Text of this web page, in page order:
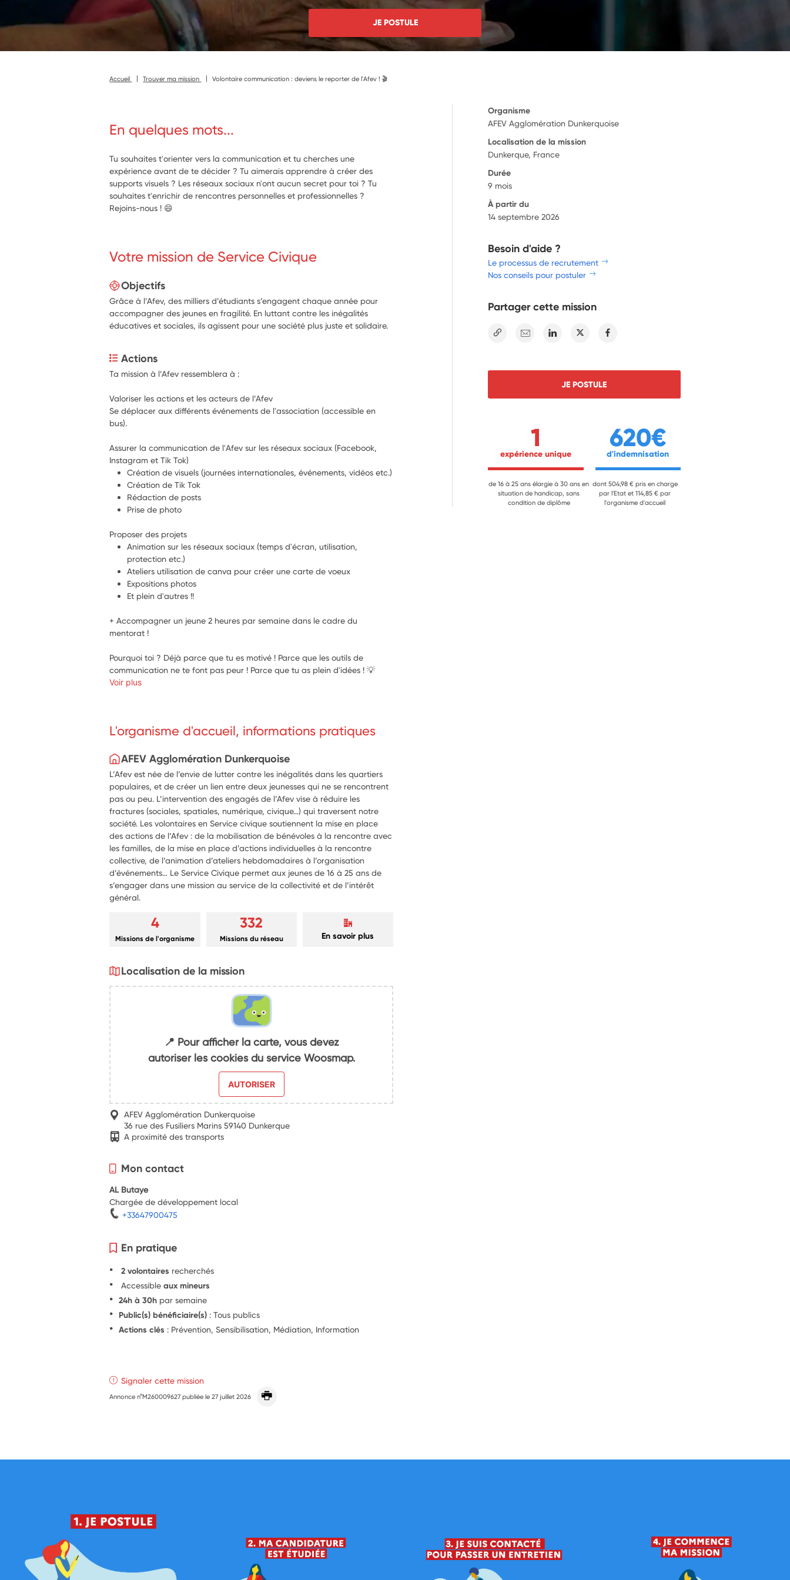
JE POSTULE
Accueil Trouver ma mission Volontaire communication : deviens le reporter de l'Afev ! 🎬
En quelques mots...
Tu souhaites t'orienter vers la communication et tu cherches une
expérience avant de te décider ? Tu aimerais apprendre à créer des
supports visuels ? Les réseaux sociaux n'ont aucun secret pour toi ? Tu
souhaites t'enrichir de rencontres personnelles et professionnelles ?
Rejoins-nous ! 😄
Votre mission de Service Civique
Objectifs
Grâce à l’Afev, des milliers d’étudiants s’engagent chaque année pour
accompagner des jeunes en fragilité. En luttant contre les inégalités
éducatives et sociales, ils agissent pour une société plus juste et solidaire.
Actions
Ta mission à l’Afev ressemblera à :
Valoriser les actions et les acteurs de l’Afev
Se déplacer aux différents événements de l'association (accessible en
bus).
Assurer la communication de l'Afev sur les réseaux sociaux (Facebook,
Instagram et Tik Tok)
Création de visuels (journées internationales, événements, vidéos etc.)
Création de Tik Tok
Rédaction de posts
Prise de photo
Proposer des projets
Animation sur les réseaux sociaux (temps d'écran, utilisation,
protection etc.)
Ateliers utilisation de canva pour créer une carte de voeux
Expositions photos
Et plein d'autres !!
+ Accompagner un jeune 2 heures par semaine dans le cadre du
mentorat !
Pourquoi toi ? Déjà parce que tu es motivé ! Parce que les outils de
communication ne te font pas peur ! Parce que tu as plein d'idées ! 💡​
Voir plus
L'organisme d'accueil, informations pratiques
AFEV Agglomération Dunkerquoise
L’Afev est née de l’envie de lutter contre les inégalités dans les quartiers
populaires, et de créer un lien entre deux jeunesses qui ne se rencontrent
pas ou peu. L’intervention des engagés de l’Afev vise à réduire les
fractures (sociales, spatiales, numérique, civique…) qui traversent notre
société. Les volontaires en Service civique soutiennent la mise en place
des actions de l’Afev : de la mobilisation de bénévoles à la rencontre avec
les familles, de la mise en place d’actions individuelles à la rencontre
collective, de l’animation d’ateliers hebdomadaires à l’organisation
d’événements… Le Service Civique permet aux jeunes de 16 à 25 ans de
s’engager dans une mission au service de la collectivité et de l’intérêt
général.
4
Missions de l'organisme
332
Missions du réseau En savoir plus
Localisation de la mission
📍 Pour afficher la carte, vous devez
autoriser les cookies du service Woosmap.
AUTORISER
AFEV Agglomération Dunkerquoise
36 rue des Fusiliers Marins 59140 Dunkerque
A proximité des transports
Mon contact
AL Butaye
Chargée de développement local
+33647900475
En pratique
2 volontaires recherchés
Accessibleaux mineurs
24h à 30h par semaine
Public(s) bénéficiaire(s) : Tous publics
Actions clés : Prévention, Sensibilisation, Médiation, Information
Signaler cette mission
Annonce n°M260009627 publiée le27 juillet 2026
Organisme
AFEV Agglomération Dunkerquoise
Localisation de la mission
Dunkerque, France
Durée
9 mois
À partir du
14 septembre 2026
Besoin d'aide ?
Le processus de recrutement
Nos conseils pour postuler
Partager cette mission
E-mail Linkedin Twitter
JE POSTULE
1
expérience unique
de 16 à 25 ans élargie à 30 ans en
situation de handicap, sans
condition de diplôme
620€
d'indemnisation
dont 504,98 € pris en charge
par l'Etat et 114,85 € par
l'organisme d'accueil